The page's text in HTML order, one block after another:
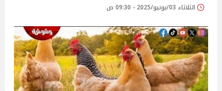
الثلاثاء 03/يونيو/2025 - 09:30 ص